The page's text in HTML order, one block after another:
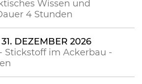
Wissen und
4 Stunden
DEZEMBER 2026
Stickstoff im Ackerbau -